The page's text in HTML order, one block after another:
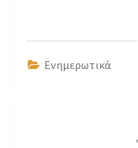
φέτος στους
κατοίκους των
ορεινών περιοχών
Ενημερωτικά